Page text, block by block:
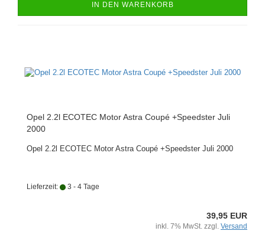
IN DEN WARENKORB
Opel 2.2l ECOTEC Motor Astra Coupé +Speedster Juli
2000
Opel 2.2l ECOTEC Motor Astra Coupé +Speedster Juli 2000
Lieferzeit: 3 - 4 Tage
39,95 EUR
inkl. 7% MwSt. zzgl. Versand